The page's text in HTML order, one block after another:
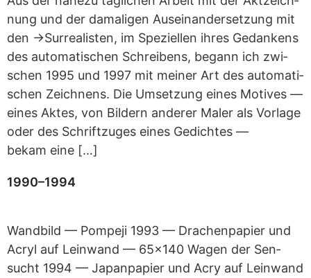
nung und der dama­li­gen Aus­ein­an­der­set­zung mit
den →Sur­rea­lis­ten, im Spe­zi­el­len ihres Gedan­kens
des auto­ma­ti­schen Schrei­bens, begann ich zwi­
schen 1995 und 1997 mit mei­ner Art des auto­ma­ti­
schen Zeich­nens. Die Umset­zung eines Moti­ves —
eines Aktes, von Bil­dern ande­rer Maler als Vor­lage
oder des Schrift­zu­ges eines Gedich­tes —
bekam eine […]
1990–1994
Wand­bild — Pom­peji 1993 — Dra­chen­pa­pier und
Acryl auf Lein­wand — 65x140 Wagen der Sen­
sucht 1994 — Japan­pa­pier und Acry auf Lein­wand